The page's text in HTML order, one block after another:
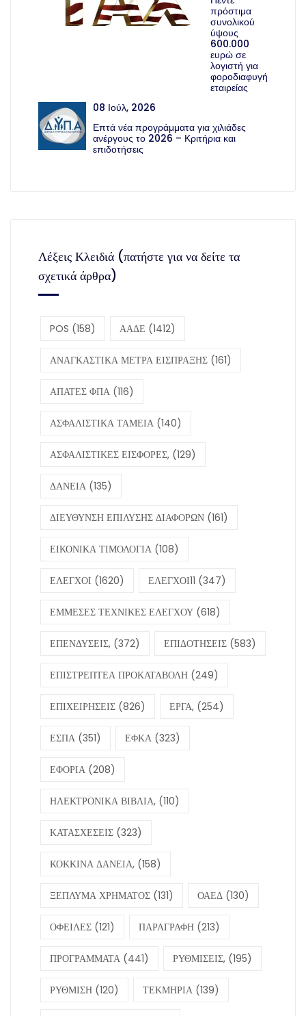
πρόστιμα
συνολικού
ύψους
600.000
ευρώ σε
λογιστή για
φοροδιαφυγή
εταιρείας
08 Ιούλ, 2026
Επτά νέα προγράμματα για χιλιάδες
ανέργους το 2026 – Κριτήρια και
επιδοτήσεις
Λέξεις Κλειδιά (πατήστε για να δείτε τα
σχετικά άρθρα)
POS (158) ΑΑΔΕ (1412)
ΑΝΑΓΚΑΣΤΙΚΑ ΜΕΤΡΑ ΕΙΣΠΡΑΞΗΣ (161)
ΑΠΑΤΕΣ ΦΠΑ (116)
ΑΣΦΑΛΙΣΤΙΚΑ ΤΑΜΕΙΑ (140)
ΑΣΦΑΛΙΣΤΙΚΕΣ ΕΙΣΦΟΡΕΣ, (129)
ΔΑΝΕΙΑ (135)
ΔΙΕΥΘΥΝΣΗ ΕΠΙΛΥΣΗΣ ΔΙΑΦΟΡΩΝ (161)
ΕΙΚΟΝΙΚΑ ΤΙΜΟΛΟΓΙΑ (108)
ΕΛΕΓΧΟΙ (1620) ΕΛΕΓΧΟΙ11 (347)
ΕΜΜΕΣΕΣ ΤΕΧΝΙΚΕΣ ΕΛΕΓΧΟΥ (618)
ΕΠΕΝΔΥΣΕΙΣ, (372) ΕΠΙΔΟΤΗΣΕΙΣ (583)
ΕΠΙΣΤΡΕΠΤΕΑ ΠΡΟΚΑΤΑΒΟΛΗ (249)
ΕΠΙΧΕΙΡΗΣΕΙΣ (826) ΕΡΓΑ, (254)
ΕΣΠΑ (351) ΕΦΚΑ (323)
ΕΦΟΡΙΑ (208)
ΗΛΕΚΤΡΟΝΙΚΑ ΒΙΒΛΙΑ, (110)
ΚΑΤΑΣΧΕΣΕΙΣ (323)
ΚΟΚΚΙΝΑ ΔΑΝΕΙΑ, (158)
ΞΕΠΛΥΜΑ ΧΡΗΜΑΤΟΣ (131) ΟΑΕΔ (130)
ΟΦΕΙΛΕΣ (121) ΠΑΡΑΓΡΑΦΗ (213)
ΠΡΟΓΡΑΜΜΑΤΑ (441) ΡΥΘΜΙΣΕΙΣ, (195)
ΡΥΘΜΙΣΗ (120) ΤΕΚΜΗΡΙΑ (139)